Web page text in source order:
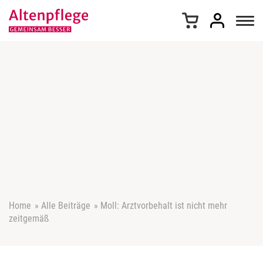
Home » Alle Beiträge » Moll: Arztvorbehalt ist nicht mehr
zeitgemäß